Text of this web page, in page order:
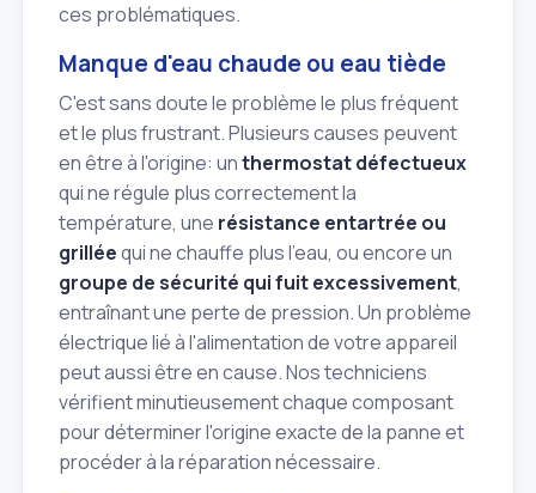
ces problématiques.
Manque d'eau chaude ou eau tiède
C'est sans doute le problème le plus fréquent
et le plus frustrant. Plusieurs causes peuvent
en être à l'origine: unthermostat défectueux
qui ne régule plus correctement la
température, une résistance entartrée ou
grilléequi ne chauffe plus l'eau, ou encore un
groupe de sécurité qui fuit excessivement,
entraînant une perte de pression. Un problème
électrique lié à l'alimentation de votre appareil
peut aussi être en cause. Nos techniciens
vérifient minutieusement chaque composant
pour déterminer l'origine exacte de la panne et
procéder à la réparation nécessaire.